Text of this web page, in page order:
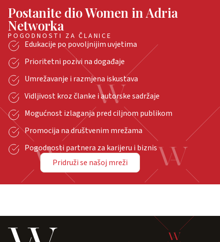
Postanite dio Women in Adria
Networka
POGODNOSTI ZA ČLANICE
Edukacije po povoljnijim uvjetima
Prioritetni pozivi na događaje
Umrežavanje i razmjena iskustava
Vidljivost kroz članke i autorske sadržaje
Mogućnost izlaganja pred ciljnom publikom
Promocija na društvenim mrežama
Pogodnosti partnera za karijeru i biznis
Pridruži se našoj mreži